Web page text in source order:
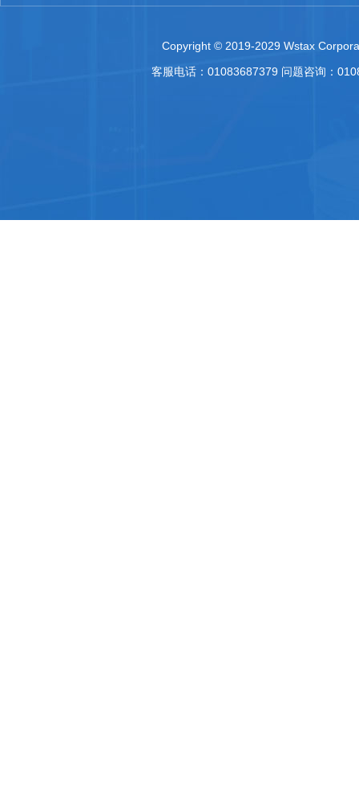
Copyright © 2019-2029 Wstax
客服电话：01083687379 问题咨询：